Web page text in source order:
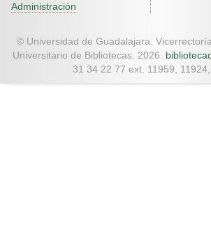
Administración
© Universidad de Guadalajara.
Universitario de Bibliotecas. 2026.
31 34 22 77 ext. 11959,